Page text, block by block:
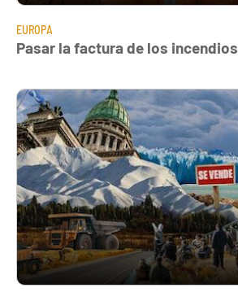
EUROPA
Pasar la factura de los incendios